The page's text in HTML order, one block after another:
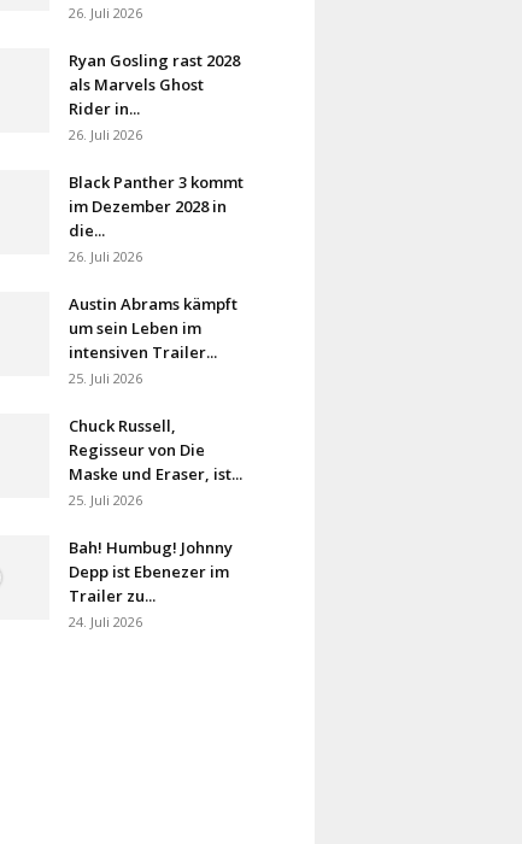
26. Juli 2026
Ryan Gosling rast 2028
als Marvels Ghost
Rider in...
26. Juli 2026
Black Panther 3 kommt
im Dezember 2028 in
die...
26. Juli 2026
Austin Abrams kämpft
um sein Leben im
intensiven Trailer...
25. Juli 2026
Chuck Russell,
Regisseur von Die
Maske und Eraser, ist...
25. Juli 2026
Bah! Humbug! Johnny
Depp ist Ebenezer im
Trailer zu...
24. Juli 2026